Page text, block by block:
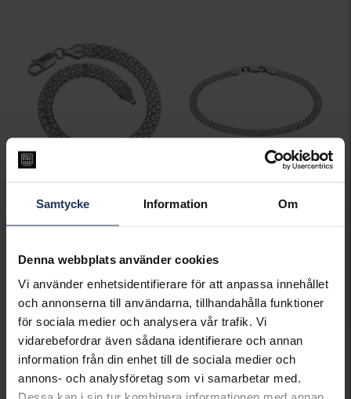
Samtycke Information Om
Denna webbplats använder cookies
Vi använder enhetsidentifierare för att anpassa innehållet
och annonserna till användarna, tillhandahålla funktioner
för sociala medier och analysera vår trafik. Vi
vidarebefordrar även sådana identifierare och annan
information från din enhet till de sociala medier och
annons- och analysföretag som vi samarbetar med.
HALLBERGS GULD
698:-
HALLBERGS GULD